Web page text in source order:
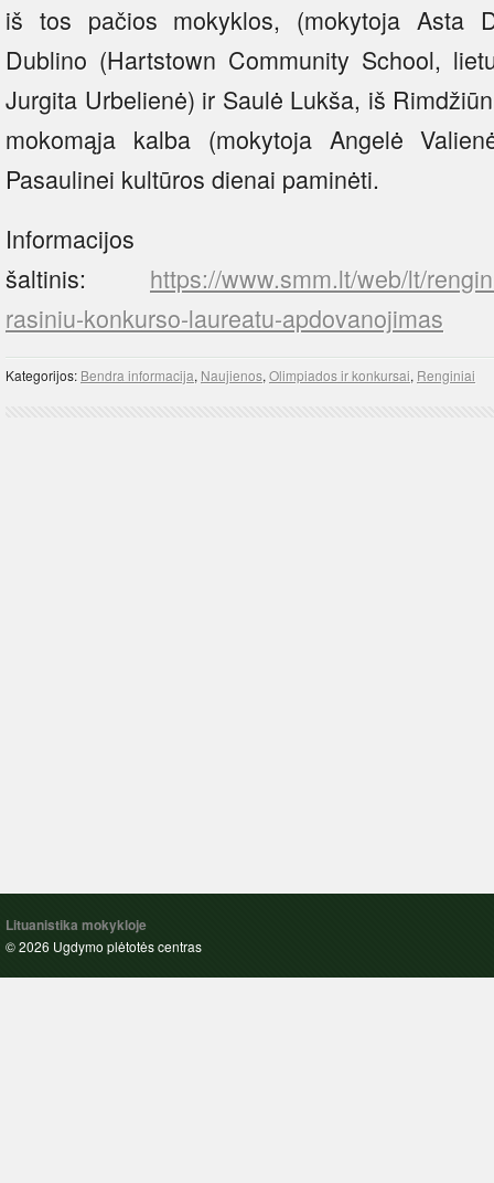
iš tos pačios mokyklos, (mokytoja Asta
Dublino (Hartstown Community School,
Jurgita Urbelienė) ir Saulė Lukša, iš
mokomąja kalba (mokytoja Angelė
Pasaulinei kultūros dienai paminėti.
Informacijos
šaltinis: https://www.smm.lt/web/lt/
rasiniu-konkurso-laureatu-apdovanojimas
Kategorijos: Bendra informacija, Naujienos, Olimpiados ir konkursai, Renginiai
Lituanistika mokykloje
© 2026 Ugdymo plėtotės centras